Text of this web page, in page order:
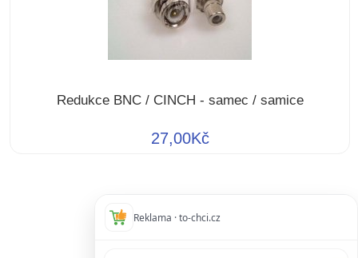
Redukce BNC / CINCH - samec / samice
27,00Kč
Reklama · to-chci.cz